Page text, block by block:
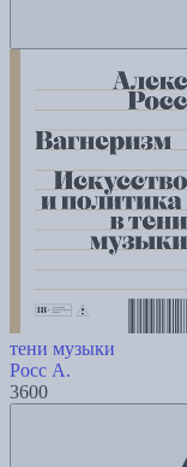
тени музыки
Росс А.
3600